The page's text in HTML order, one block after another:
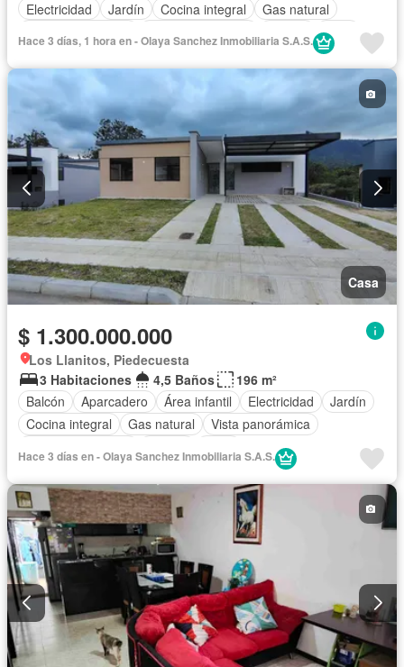
Electricidad Jardín Cocina integral
Gas natural
Patio
Hace 3 días, 1 hora en - Olaya Sanchez Inmobiliaria S.A.S.
Casa
$ 1.300.000.000
Los Llanitos, Piedecuesta
3 Habitaciones
4,5 Baños
196 m²
Balcón
Aparcadero Área infantil Electricidad
Jardín
Cocina integral
Gas natural
Vista panorámica
Hace 3 días en - Olaya Sanchez Inmobiliaria S.A.S.